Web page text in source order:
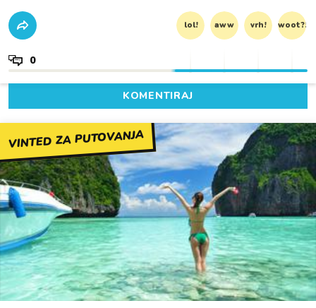
lol! aww vrh! woot?!
0
KOMENTIRAJ
VINTED ZA PUTOVANJA